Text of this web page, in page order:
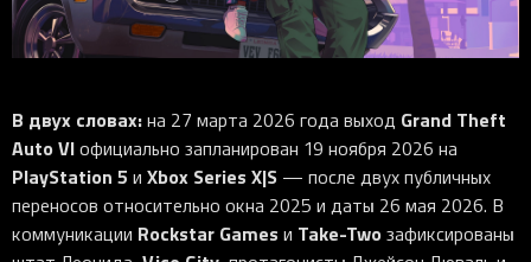
Рюкзаки
Аксессуары
Pro Click
Аксессуары для мышей
Tartarus
Аксессуары для клавиатур
Hammerhead
Аксессуары для аудио
Wireless Control Pod
Kraken Kitty
Kiyo
Освещение
Ripsaw
Все устройства
Goliathus
Firefly
Strider
Sphex
Gigantus
Pro Glide
Pro Click V2
Pro Click V2 Vertical
Pro Type
Pro Glide XXL
Аксессуары
Коллаборации
Synapse 4
Synapse 3
Chroma™ RGB
THX Spatial
iOS-приложения
Киберспорт
Игровые ивенты
В двух словах:на 27 марта 2026 года выход Grand Theft
Auto VIофициально запланирован 19 ноября 2026 на
PlayStation 5 и Xbox Series X|S — после двух публичных
переносов относительно окна 2025 и даты 26 мая 2026. В
коммуникации Rockstar Games и Take-Twoзафиксированы